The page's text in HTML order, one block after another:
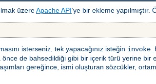
üzereApache API’ye bir ekleme yapılmıştır.
isterseniz, tek yapacağınız isteğin
de bahsedildiği gibi bir içerik türü yerine
gereğince, ismi oluşturan sözcükler,